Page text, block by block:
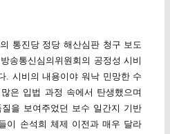
통진당 정당 해산심판 청구 보도
송통신심의위원회의 공정성 시비
. 시비의 내용이야 워낙 민망한 수
은 입법 과정 속에서 탄생했으며
을 보여주었던 보수 일간지 기반
이 손석희 체제 이전과 매우 달라